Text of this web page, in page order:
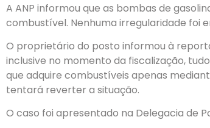
A ANP informou que as bombas de
combustível. Nenhuma irregularidade foi
O proprietário do posto informou à
inclusive no momento da fiscalização,
que adquire combustíveis apenas
tentará reverter a situação.
O caso foi apresentado na Delegacia de